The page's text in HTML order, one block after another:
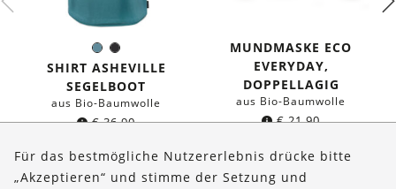
SeeblauSchwarz
Farbe:
SHIRT ASHEVILLE
SEGELBOOT
aus Bio-Baumwolle
€36,90
MUNDMASKE ECO
EVERYDAY,
DOPPELLAGIG
aus Bio-Baumwolle
€21,90
Für das bestmögliche Nutzererlebnis drücke bitte
„Akzeptieren“ und stimme der Setzung und